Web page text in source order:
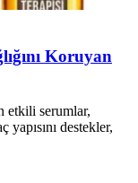
Koruyan
etkili serumlar,
destekler,